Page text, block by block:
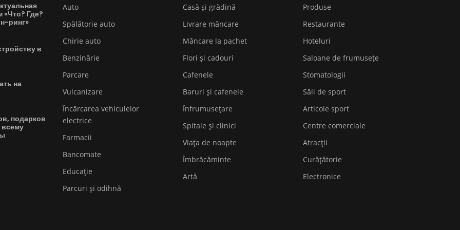
«Что? Где?
ринг»
в
на
подарков
Auto
Spălătorie auto
Chirie auto
Benzinărie
Parcare
Vulcanizare
Încărcarea vehiculelor
electrice
Farmacii
Bancomate
Educaţie
Parcuri și odihnă
Casă și grădină
Livrare mâncare
Mâncare la pachet
Flori și cadouri
Cafenele
Baruri și cafenele
Înfrumusețare
Spitale și clinici
Viața de noapte
Îmbrăcăminte
Artă
Produse
Restaurante
Hoteluri
Saloane de frumusețe
Stomatologii
Săli de sport
Articole sport
Centre comerciale
Atracții
Curățătorie
Electronice